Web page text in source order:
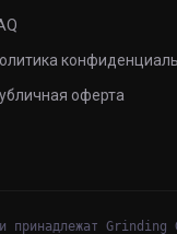
оферта
Grinding